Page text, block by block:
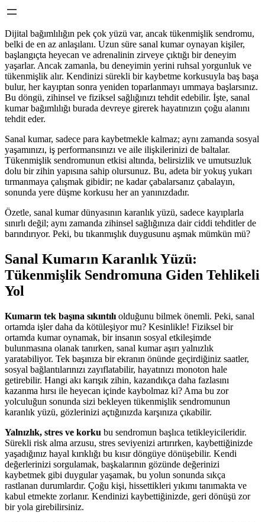
Dijital bağımlılığın pek çok yüzü var, ancak tükenmişlik sendromu,
belki de en az anlaşılanı. Uzun süre sanal kumar oynayan kişiler,
başlangıçta heyecan ve adrenalinin zirveye çıktığı bir deneyim
yaşarlar. Ancak zamanla, bu deneyimin yerini ruhsal yorgunluk ve
tükenmişlik alır. Kendinizi sürekli bir kaybetme korkusuyla baş başa
bulur, her kayıptan sonra yeniden toparlanmayı ummaya başlarsınız.
Bu döngü, zihinsel ve fiziksel sağlığınızı tehdit edebilir. İşte, sanal
kumar bağımlılığı burada devreye girerek hayatınızın çoğu alanını
tehdit eder.
Sanal kumar, sadece para kaybetmekle kalmaz; aynı zamanda sosyal
yaşamınızı, iş performansınızı ve aile ilişkilerinizi de baltalar.
Tükenmişlik sendromunun etkisi altında, belirsizlik ve umutsuzluk
dolu bir zihin yapısına sahip olursunuz. Bu, adeta bir yokuş yukarı
tırmanmaya çalışmak gibidir; ne kadar çabalarsanız çabalayın,
sonunda yere düşme korkusu her an yanınızdadır.
Özetle, sanal kumar dünyasının karanlık yüzü, sadece kayıplarla
sınırlı değil; aynı zamanda zihinsel sağlığınıza dair ciddi tehditler de
barındırıyor. Peki, bu tıkanmışlık duygusunu aşmak mümkün mü?
Sanal Kumarın Karanlık Yüzü:
Tükenmişlik Sendromuna Giden Tehlikeli
Yol
Kumarın tek başına sıkıntılı olduğunu bilmek önemli. Peki, sanal
ortamda işler daha da kötüleşiyor mu? Kesinlikle! Fiziksel bir
ortamda kumar oynamak, bir insanın sosyal etkileşimde
bulunmasına olanak tanırken, sanal kumar aşırı yalnızlık
yaratabiliyor. Tek başınıza bir ekranın önünde geçirdiğiniz saatler,
sosyal bağlantılarınızı zayıflatabilir, hayatınızı monoton hale
getirebilir. Hangi akı karışık zihin, kazandıkça daha fazlasını
kazanma hırsı ile heyecan içinde kaybolmaz ki? Ama bu zor
yolculuğun sonunda sizi bekleyen tükenmişlik sendromunun
karanlık yüzü, gözlerinizi açtığınızda karşınıza çıkabilir.
Yalnızlık, stres ve korku bu sendromun başlıca tetikleyicileridir.
Sürekli risk alma arzusu, stres seviyenizi artırırken, kaybettiğinizde
yaşadığınız hayal kırıklığı bu kısır döngüye dönüşebilir. Kendi
değerlerinizi sorgulamak, başkalarının gözünde değerinizi
kaybetmek gibi duygular yaşamak, bu yolun sonunda sıkça
rastlanan durumlardır. Çoğu kişi, hissettikleri yıkımı tanımakta ve
kabul etmekte zorlanır. Kendinizi kaybettiğinizde, geri dönüşü zor
bir yola girebilirsiniz.